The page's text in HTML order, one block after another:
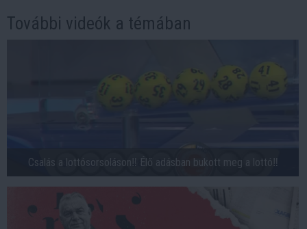
További videók a témában
Csalás a lottósorsoláson‼️ Élő adásban bukott meg a lottó‼️